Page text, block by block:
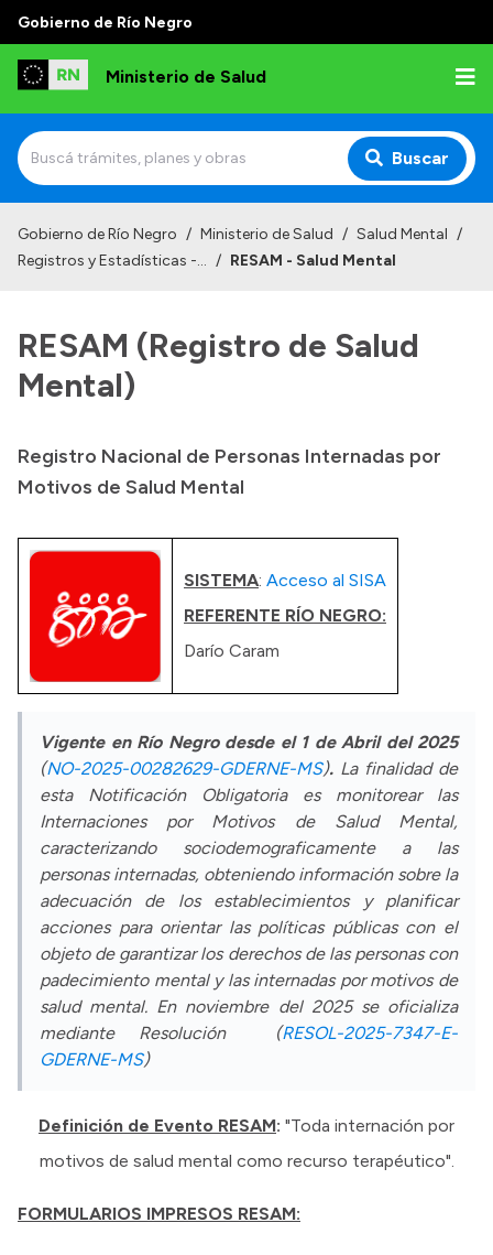
Gobierno de Río Negro
Ministerio de Salud
Buscar
Normativa y Funciones
Autoridades
Consejos locales
Transparencia
Presupuesto
Compras y licitaciones
Consulta de expedientes
Consulta de pago a proveedores
Intranet
Login
Gobierno de Río Negro / Ministerio de Salud / Salud Mental /
Registros y Estadísticas -... / RESAM - Salud Mental
RESAM (Registro de Salud
Mental)
Registro Nacional de Personas Internadas por
Motivos de Salud Mental
SISTEMA: Acceso al SISA
REFERENTE RÍO NEGRO:
Darío Caram
Vigente en Río Negro desde el 1 de Abril del 2025
(NO-2025-00282629-GDERNE-MS). La finalidad de
esta Notificación Obligatoria es monitorear las
Internaciones por Motivos de Salud Mental,
caracterizando sociodemograficamente a las
personas internadas, obteniendo información sobre la
adecuación de los establecimientos y planificar
acciones para orientar las políticas públicas con el
objeto de garantizar los derechos de las personas con
padecimiento mental y las internadas por motivos de
salud mental. En noviembre del 2025 se oficializa
mediante Resolución (RESOL-2025-7347-E-
GDERNE-MS)
Definición de Evento RESAM: "Toda internación por
motivos de salud mental como recurso terapéutico".
FORMULARIOS IMPRESOS RESAM: